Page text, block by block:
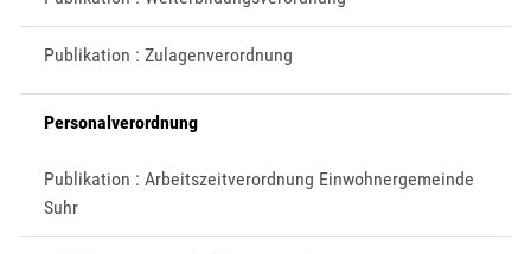
Publikation : Zulagenverordnung
Personalverordnung
Publikation : Arbeitszeitverordnung Einwohnergemeinde
Suhr